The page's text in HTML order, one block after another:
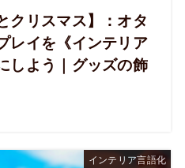
クリスマス】：オタ
レイを《インテリア
しよう｜グッズの飾
インテリア言語化